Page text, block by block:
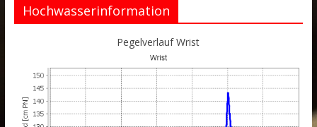
Hochwasserinformation
Pegelverlauf Wrist